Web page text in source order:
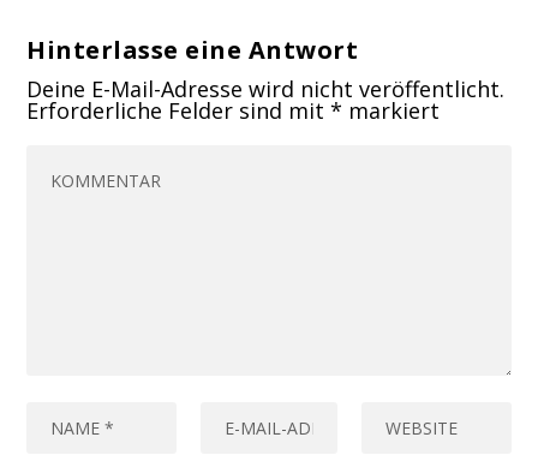
Hinterlasse eine Antwort
Deine E-Mail-Adresse wird nicht veröffentlicht.
Erforderliche Felder sind mit* markiert